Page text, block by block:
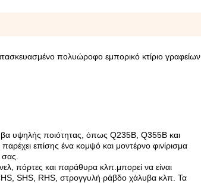
πολυώροφο εμπορικό κτίριο γραφείων
υψηλής ποιότητας, όπως Q235B, Q355B και
επίσης ένα κομψό και μοντέρνο φινίρισμα
πόρτες και παράθυρα κλπ.μπορεί να είναι
SHS, RHS, στρογγυλή ράβδο χάλυβα κλπ. Τα